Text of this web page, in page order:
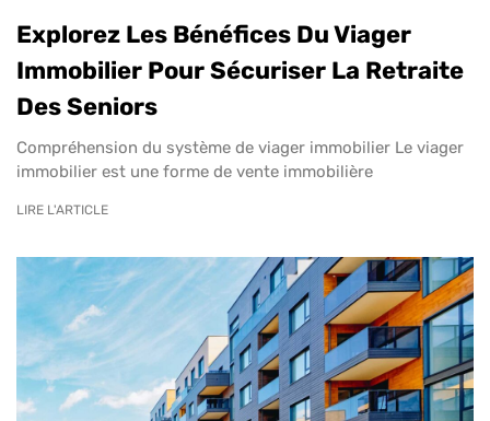
Explorez Les Bénéfices Du Viager
Immobilier Pour Sécuriser La Retraite
Des Seniors
Compréhension du système de viager immobilier Le viager
immobilier est une forme de vente immobilière
LIRE L'ARTICLE